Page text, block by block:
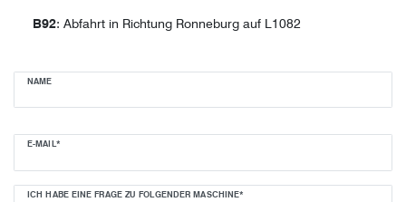
B92: Abfahrt in Richtung Ronneburg auf L1082
NAME
E-MAIL*
ICH HABE EINE FRAGE ZU FOLGENDER MASCHINE*
Ceres::Template.mailFormHoneypotLabel